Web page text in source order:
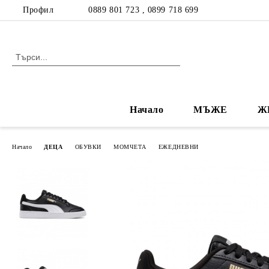
Профил 0889 801 723 , 0899 718 699
Начало МЪЖЕ
Начало ДЕЦА ОБУВКИ МОМЧЕТА ЕЖЕДНЕВНИ